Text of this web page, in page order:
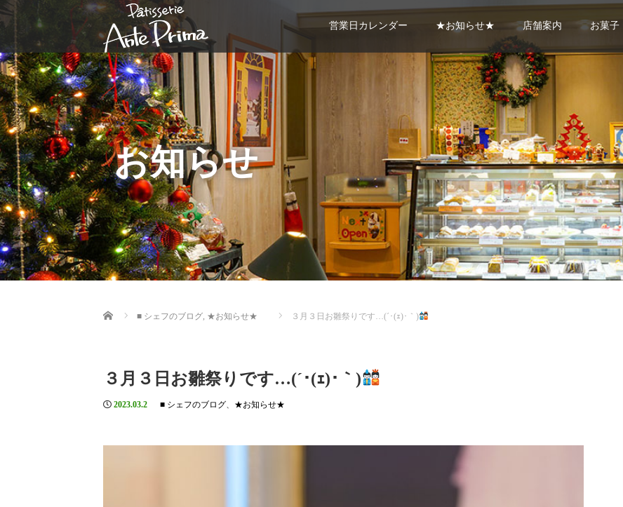
営業日カレンダー ★お知らせ★ 店舗案内 お菓子
お知らせ
Home ■ シェフのブログ, ★お知らせ★ ３月３日お雛祭りです…(´･(ｪ)･｀)
３月３日お雛祭りです…(´･(ｪ)･｀)
2023.03.2 ■ シェフのブログ、 ★お知らせ★